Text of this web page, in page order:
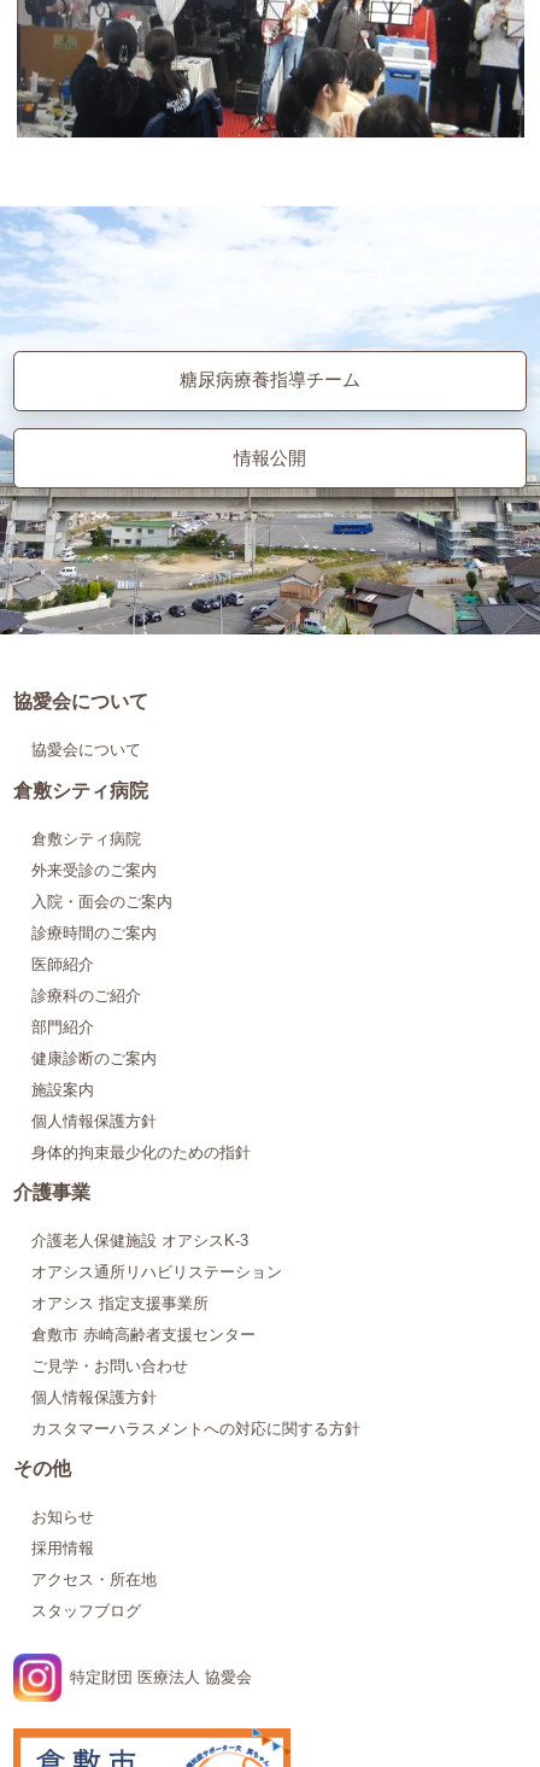
糖尿病療養指導チーム
情報公開
協愛会について
協愛会について
倉敷シティ病院
倉敷シティ病院
外来受診のご案内
入院・面会のご案内
診療時間のご案内
医師紹介
診療科のご紹介
部門紹介
健康診断のご案内
施設案内
個人情報保護方針
身体的拘束最少化のための指針
介護事業
介護老人保健施設 オアシスK-3
オアシス通所リハビリステーション
オアシス 指定支援事業所
倉敷市 赤崎高齢者支援センター
ご見学・お問い合わせ
個人情報保護方針
カスタマーハラスメントへの対応に関する方針
その他
お知らせ
採用情報
アクセス・所在地
スタッフブログ
特定財団 医療法人 協愛会